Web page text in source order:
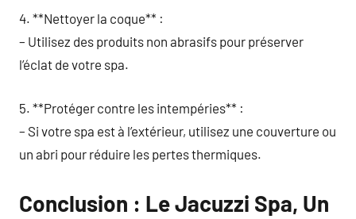
4. **Nettoyer la coque** :
– Utilisez des produits non abrasifs pour préserver
l’éclat de votre spa.
5. **Protéger contre les intempéries** :
– Si votre spa est à l’extérieur, utilisez une couverture ou
un abri pour réduire les pertes thermiques.
Conclusion : Le Jacuzzi Spa, Un